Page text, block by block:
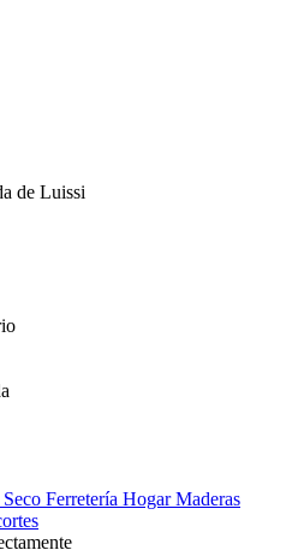
Ferretería HogarMaderas